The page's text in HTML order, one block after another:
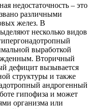
недостаточность – это
различными
желез. В
несколько видов
выработкой
Вторичный
дефицит вызывается
структуры и также
андрогенный
гипофиза и может
организма или